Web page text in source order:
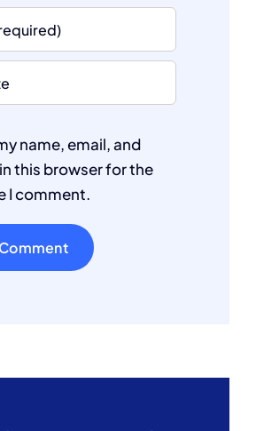
name, email, and
this browser for the
I comment.